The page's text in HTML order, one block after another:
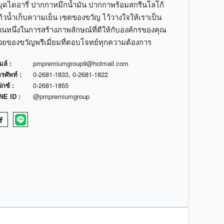
ดไดอารี่ ปากกาหมึกน้ำมัน ปากกาพร้อมสกรีนโลโก้
วน้ำเก็บความเย็น เซตของขวัญ ไว้วางใจให้เราเป็น
นหนึ่งในการสร้างภาพลักษณ์ที่ดีให้กับองค์กรของคุณ
ยของขวัญพรีเมี่ยมที่ตอบโจทย์ทุกความต้องการ
ล์ :
pmpremiumgroup9@hotmail.com
ศัพท์ :
0-2681-1833, 0-2681-1822
กซ์ :
0-2681-1855
ID :
@pmpremiumgroup